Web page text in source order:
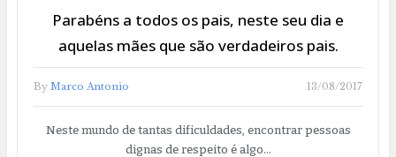
Parabéns a todos os pais, neste seu dia e
aquelas mães que são verdadeiros pais.
By Marco Antonio 13/08/2017
Neste mundo de tantas dificuldades, encontrar pessoas
dignas de respeito é algo…